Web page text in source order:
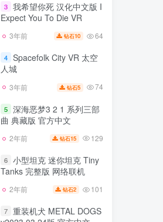
3 我希望你死 汉化中文版 I
Expect You To Die VR
3年前 钻石10 64
4 Spacefolk City VR 太空
人城
3年前 钻石5 74
5 深海恶梦3 2 1 系列三部
曲 典藏版 官方中文
2年前 钻石15 129
6 小型坦克 迷你坦克 Tiny
Tanks 完整版 网络联机
2年前 钻石2 101
7 重装机犬 METAL DOGS
式版 集成全DLC 官方中文
暗黑地牢1 v25721
1年前 钻石8
3
我希望你死 汉化中文版 I
3年前
4
Spacefolk City VR 太空
人城
3年前 钻石
5
深海恶梦3 2 1 系列三部
2年前 钻石15
6
小型坦克 迷你坦克 Tiny